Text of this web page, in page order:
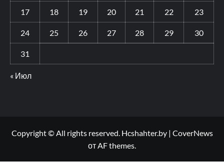
17 18 19 20 21 22 23
24 25 26 27 28 29 30
31
« Июл
Copyright © All rights reserved. Hcshahter.by | CoverNews
от AF themes.